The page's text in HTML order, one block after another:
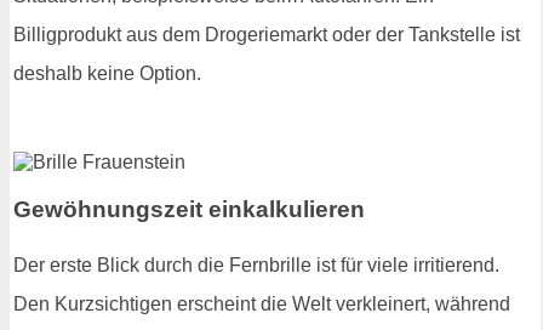
Billigprodukt aus dem Drogeriemarkt oder der Tankstelle ist
deshalb keine Option.
Gewöhnungszeit einkalkulieren
Der erste Blick durch die Fernbrille ist für viele irritierend.
Den Kurzsichtigen erscheint die Welt verkleinert, während